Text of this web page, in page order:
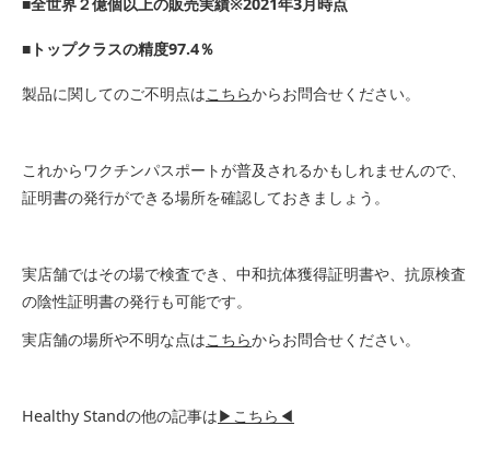
■トップクラスの精度97.4％
製品に関してのご不明点はこちらからお問合せください。
これからワクチンパスポートが普及されるかもしれませんので、
証明書の発行ができる場所を確認しておきましょう。
実店舗ではその場で検査でき、中和抗体獲得証明書や、抗原検査
の陰性証明書の発行も可能です。
実店舗の場所や不明な点はこちらからお問合せください。
Healthy Standの他の記事は▶こちら◀